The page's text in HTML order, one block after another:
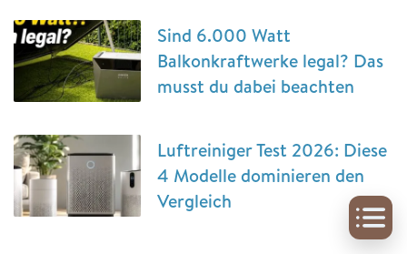
Sind 6.000 Watt
Balkonkraftwerke legal? Das
musst du dabei beachten
Luftreiniger Test 2026: Diese
4 Modelle dominieren den
Vergleich